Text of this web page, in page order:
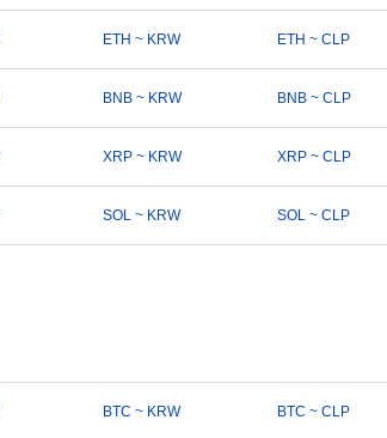
ETH ~ KRW ETH ~ CLP
BNB ~ KRW BNB ~ CLP
XRP ~ KRW XRP ~ CLP
SOL ~ KRW SOL ~ CLP
BTC ~ KRW BTC ~ CLP